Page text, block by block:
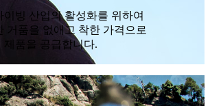
이빙 산업의 활성화를 위하여
거품을 없애고 착한 가격으로
제품을 공급합니다.